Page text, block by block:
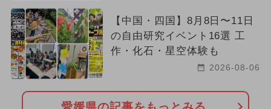
【中国・四国】8月8日〜11日
の自由研究イベント16選 工
作・化石・星空体験も
2026-08-06